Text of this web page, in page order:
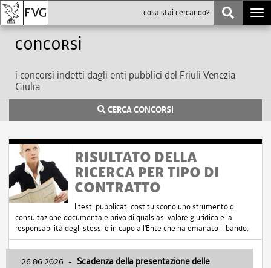
Concorsi
i concorsi indetti dagli enti pubblici del Friuli Venezia
Giulia
CERCA CONCORSI
RISULTATO DELLA
RICERCA PER TIPO DI
CONTRATTO
I testi pubblicati costituiscono uno strumento di
consultazione documentale privo di qualsiasi valore giuridico e la
responsabilità degli stessi è in capo all'Ente che ha emanato il bando.
26.06.2026 - Scadenza della presentazione delle